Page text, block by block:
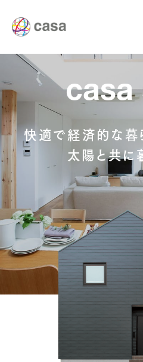
casa
快適で経済的な暮
太陽と共に